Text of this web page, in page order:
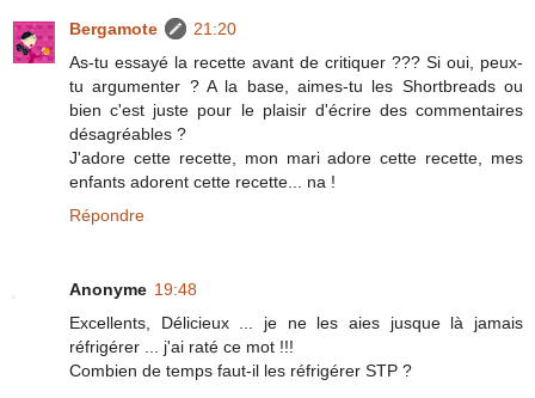
Bergamote
21:20
As-tu essayé la recette avant de critiquer ??? Si oui, peux-
tu argumenter ? A la base, aimes-tu les Shortbreads ou
bien c'est juste pour le plaisir d'écrire des commentaires
désagréables ?
J'adore cette recette, mon mari adore cette recette, mes
enfants adorent cette recette... na !
Répondre
Anonyme 19:48
Excellents, Délicieux ... je ne les aies jusque là jamais
réfrigérer ... j'ai raté ce mot !!!
Combien de temps faut-il les réfrigérer STP ?